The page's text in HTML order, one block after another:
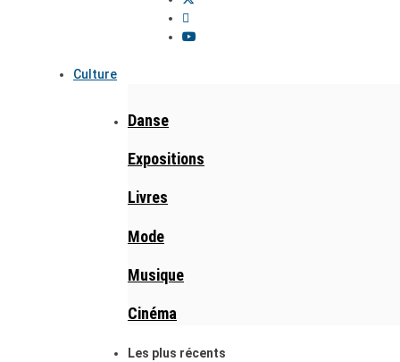
Culture
Danse
Expositions
Livres
Mode
Musique
Cinéma
Les plus récents